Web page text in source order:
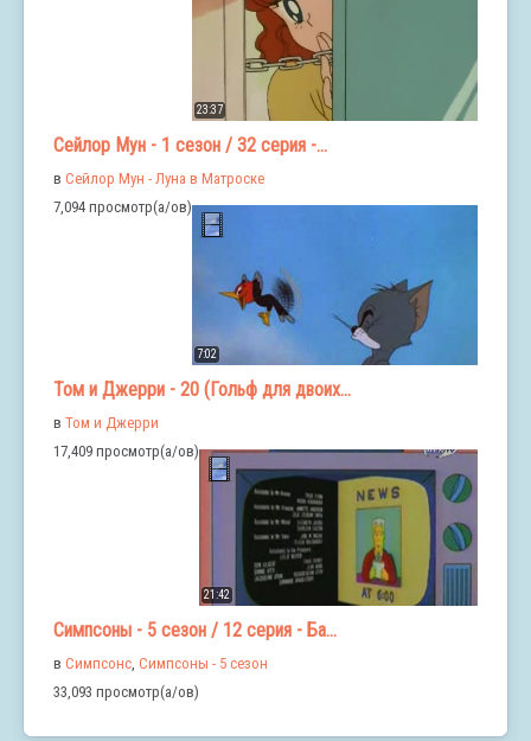
23:37
Сейлор Мун - 1 сезон / 32 серия -...
в Сейлор Мун - Луна в Матроске
7,094 просмотр(а/ов)
7:02
Том и Джерри - 20 (Гольф для двоих...
в Том и Джерри
17,409 просмотр(а/ов)
21:42
Симпсоны - 5 сезон / 12 серия - Ба...
в Симпсонс, Симпсоны - 5 сезон
33,093 просмотр(а/ов)